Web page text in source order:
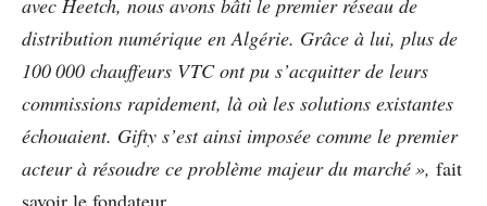
distribution numérique en Algérie. Grâce à lui, plus de
100 000 chauffeurs VTC ont pu s’acquitter de leurs
commissions rapidement, là où les solutions existantes
échouaient. Gifty s’est ainsi imposée comme le premier
acteur à résoudre ce problème majeur du marché », fait
savoir le fondateur.